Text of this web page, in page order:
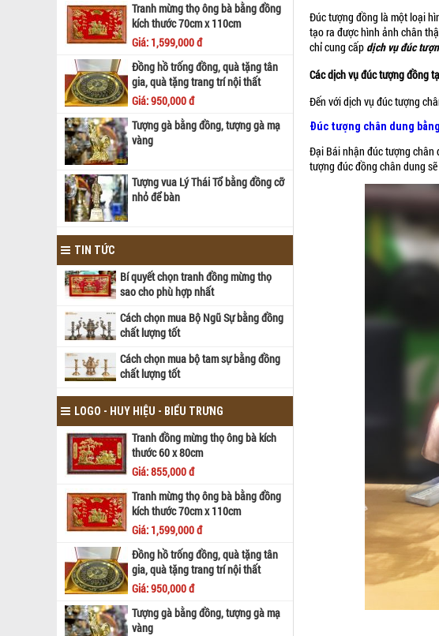
Tranh mừng thọ ông bà bằng đồng
kích thước 70cm x 110cm
Giá: 1,599,000 đ
Đồng hồ trống đồng, quà tặng tân
gia, quà tặng trang trí nội thất
Giá: 950,000 đ
Tượng gà bằng đồng, tượng gà mạ
vàng
Tượng vua Lý Thái Tổ bằng đồng cỡ
nhỏ để bàn
TIN TỨC
Bí quyết chọn tranh đồng mừng thọ
sao cho phù hợp nhất
Cách chọn mua Bộ Ngũ Sự bằng đồng
chất lượng tốt
Cách chọn mua bộ tam sự bằng đồng
chất lượng tốt
LOGO - HUY HIỆU - BIỂU TRƯNG
Tranh đồng mừng thọ ông bà kích
thước 60 x 80cm
Giá: 855,000 đ
Tranh mừng thọ ông bà bằng đồng
kích thước 70cm x 110cm
Giá: 1,599,000 đ
Đồng hồ trống đồng, quà tặng tân
gia, quà tặng trang trí nội thất
Giá: 950,000 đ
Tượng gà bằng đồng, tượng gà mạ
vàng
Đúc tượng đồng là một loại
tạo ra được hình ảnh chân
chỉ cung cấp dịch vụ đúc
Các dịch vụ đúc tượng đồng
Đến với dịch vụ đúc tượng
Đúc tượng chân dung
Đại Bái nhận đúc tượng chân
tượng đúc đồng chân dung